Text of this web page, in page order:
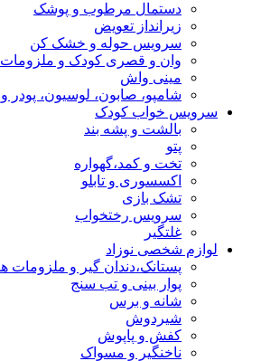
دستمال مرطوب و پوشک
زیرانداز تعویض
سرویس حوله و خشک کن
وان و قصری کودک و ملزومات
مینی واش
شامپو، صابون، لوسیون، پودر
سرویس خواب کودک
بالشت و پشه بند
پتو
تخت و کمد،گهواره
اکسسوری و تابلو
تشک بازی
سرویس رختخواب
غلتگیر
لوازم شخصی نوزاد
پستانک،دندان گیر و ملزومات
پوار بینی و تب سنج
شانه و برس
شیردوش
کفش و پاپوش
ناخنگیر و مسواک